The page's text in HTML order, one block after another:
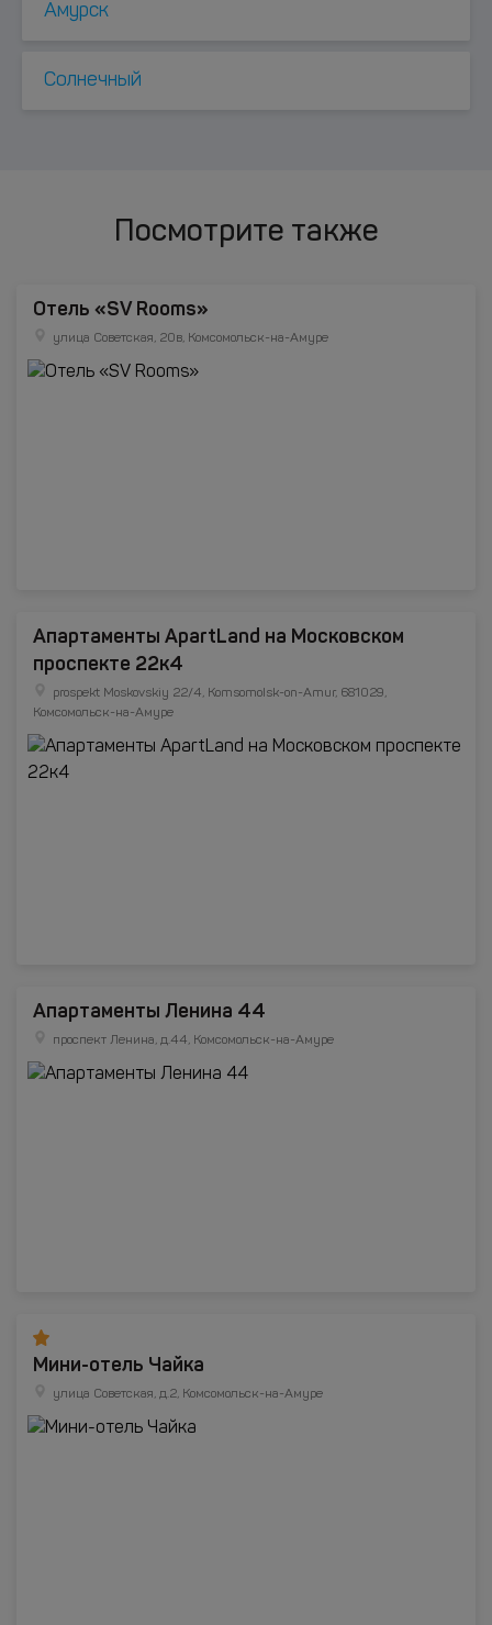
Амурск
Солнечный
Посмотрите также
Отель «SV Rooms»
улица Советская, 20в, Комсомольск-на-Амуре
Апартаменты ApartLand на Московском
проспекте 22к4
prospekt Moskovskiy 22/4, Komsomolsk-on-Amur, 681029,
Комсомольск-на-Амуре
Апартаменты Ленина 44
проспект Ленина, д.44, Комсомольск-на-Амуре
Мини-отель Чайка
улица Советская, д.2, Комсомольск-на-Амуре